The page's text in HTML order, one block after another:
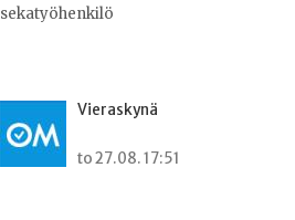
sekatyöhenkilö
Vieraskynä
to 27.08. 17:51